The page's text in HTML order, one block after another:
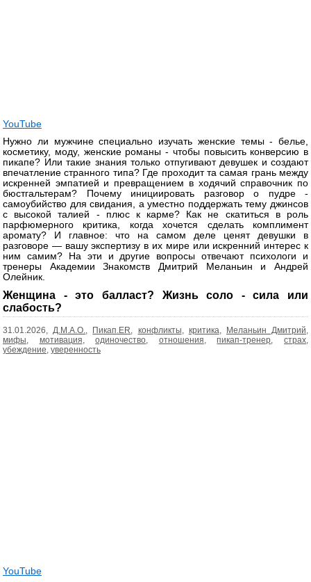
YouTube
Нужно ли мужчине специально изучать женские темы - белье,
косметику, моду, женские романы - чтобы повысить конверсию в
пикапе? Или такие знания только отпугивают девушек и создают
впечатление странного типа? Где проходит та самая грань между
искренней эмпатией и превращением в ходячий справочник по
бюстгальтерам? Почему инициировать разговор о пудре -
самоубийство для свидания, а уместно поддержать тему джинсов
с высокой талией - плюс к карме? Как не скатиться в роль
парфюмерного критика, когда хочется сделать комплимент
аромату? И главное: что на самом деле ценят девушки в
разговоре — вашу экспертизу в их мире или искренний интерес к
ним самим? На эти и другие вопросы отвечают психологи и
тренеры Академии Знакомств Дмитрий Меланьин и Андрей
Олейник.
Женщина - это балласт? Жизнь соло - сила или
слабость?
31.01.2026, Д.М.А.О. Пикап.ER конфликты критика Меланьин Дмитрий
мифы
мотивация ,одиночество отношения ,пикап-тренер ,страх
убеждение уверенность
YouTube